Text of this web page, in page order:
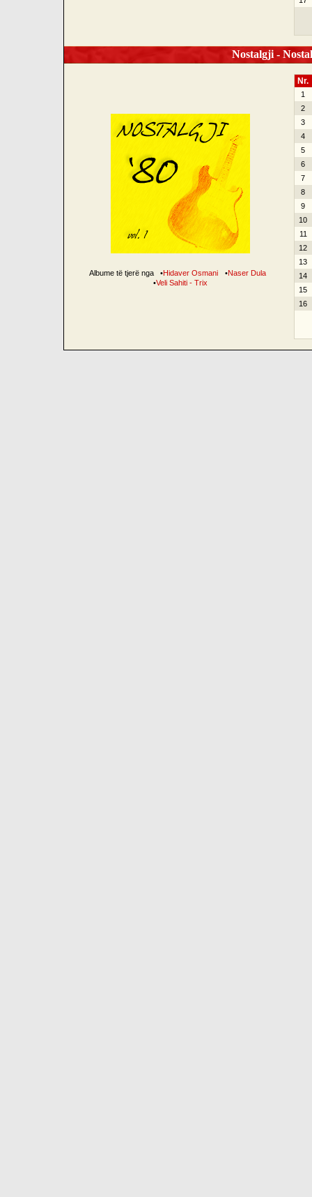
Nostalgji -
Albume të tjerë nga •Hidaver Osmani •Naser Dula
•Veli Sahiti - Trix
Nr.
1
2
3
4
5
6
7
8
9
10
11
12
13
14
15
16